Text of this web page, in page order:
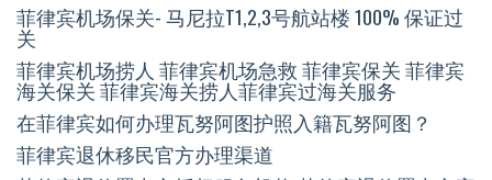
菲律宾机场保关- 马尼拉T1,2,3号航站楼 100% 保证过
关
菲律宾机场捞人 菲律宾机场急救 菲律宾保关 菲律宾
海关保关 菲律宾海关捞人菲律宾过海关服务
在菲律宾如何办理瓦努阿图护照入籍瓦努阿图？
菲律宾退休移民官方办理渠道